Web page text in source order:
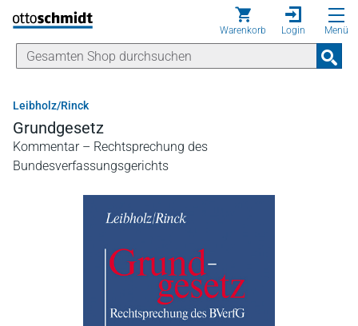
Direkt zum Inhalt
Warenkorb Login Menü
Leibholz/Rinck
Grundgesetz
Kommentar – Rechtsprechung des
Bundesverfassungsgerichts